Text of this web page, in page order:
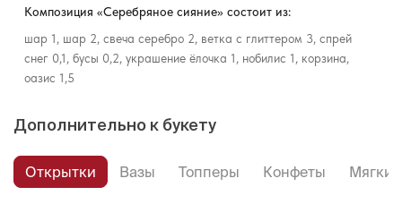
Композиция «Серебряное сияние» состоит из:
шар 1, шар 2, свеча серебро 2, ветка с глиттером 3, спрей
снег 0,1, бусы 0,2, украшение ёлочка 1, нобилис 1, корзина,
оазис 1,5
Дополнительно к букету
Открытки Вазы Топперы Конфеты